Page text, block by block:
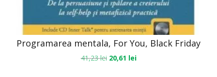
Programarea mentala, For You, Black Friday
41,23lei 20,61 lei